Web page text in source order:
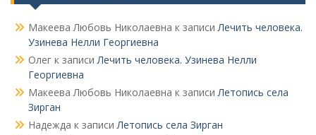
Макеева Любовь Николаевна к записиЛечить человека.
Узинева Нелли Георгиевна
Олег к записиЛечить человека. Узинева Нелли
Георгиевна
Макеева Любовь Николаевна к записиЛетопись села
Зирган
Надежда к записиЛетопись села Зирган